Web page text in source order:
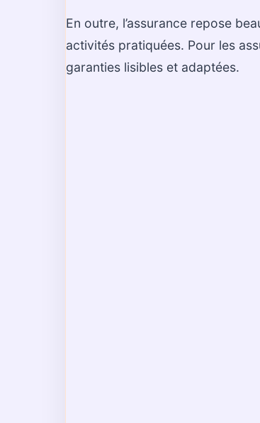
En outre, l’assurance repose
activités pratiquées. Pour les
garanties lisibles et adaptées.